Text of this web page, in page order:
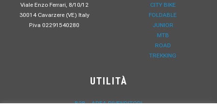
Viale Enzo Ferrari, 8/10/12
30014 Cavarzere (VE) Italy
P.iva 02291540280
CITY BIKE
FOLDABLE
JUNIOR
MTB
ROAD
TREKKING
UTILITÀ
B2B – AREA RIVENDITORI